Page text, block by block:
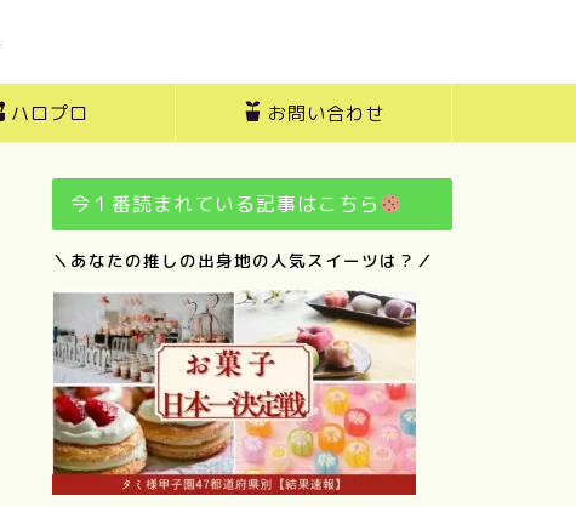
ハロプロ お問い合わせ
今１番読まれている記事はこちら
＼あなたの推しの出身地の人気スイーツは？／